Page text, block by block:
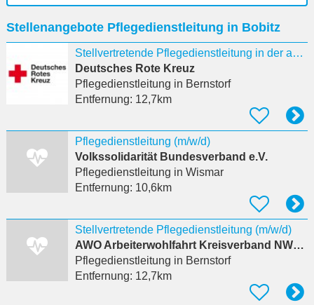
eingeben
Stellenangebote Pflegedienstleitung in Bobitz
Stellvertretende Pflegedienstleitung in der ambulanten Pflege (m/w/d) für den Standort Gadebusch
Deutsches Rote Kreuz
Pflegedienstleitung in Bernstorf
Entfernung: 12,7km
Pflegedienstleitung (m/w/d)
Volkssolidarität Bundesverband e.V.
Pflegedienstleitung in Wismar
Entfernung: 10,6km
Stellvertretende Pflegedienstleitung (m/w/d)
AWO Arbeiterwohlfahrt Kreisverband NWM e.V.
Pflegedienstleitung in Bernstorf
Entfernung: 12,7km